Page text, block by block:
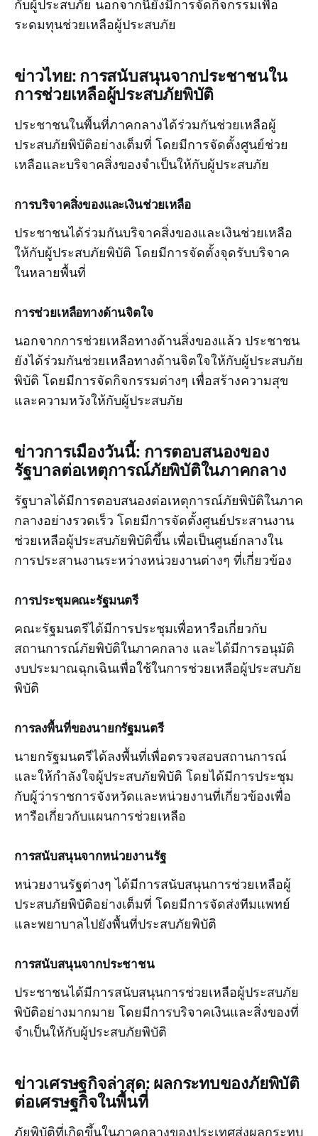
กับผู้ประสบภัย นอกจากนี้ยังมีการจัดกิจกรรมเพื่อ
ระดมทุนช่วยเหลือผู้ประสบภัย
ข่าวไทย: การสนับสนุนจากประชาชนใน
การช่วยเหลือผู้ประสบภัยพิบัติ
ประชาชนในพื้นที่ภาคกลางได้ร่วมกันช่วยเหลือผู้
ประสบภัยพิบัติอย่างเต็มที่ โดยมีการจัดตั้งศูนย์ช่วย
เหลือและบริจาคสิ่งของจำเป็นให้กับผู้ประสบภัย
การบริจาคสิ่งของและเงินช่วยเหลือ
ประชาชนได้ร่วมกันบริจาคสิ่งของและเงินช่วยเหลือ
ให้กับผู้ประสบภัยพิบัติ โดยมีการจัดตั้งจุดรับบริจาค
ในหลายพื้นที่
การช่วยเหลือทางด้านจิตใจ
นอกจากการช่วยเหลือทางด้านสิ่งของแล้ว ประชาชน
ยังได้ร่วมกันช่วยเหลือทางด้านจิตใจให้กับผู้ประสบภัย
พิบัติ โดยมีการจัดกิจกรรมต่างๆ เพื่อสร้างความสุข
และความหวังให้กับผู้ประสบภัย
ข่าวการเมืองวันนี้: การตอบสนองของ
รัฐบาลต่อเหตุการณ์ภัยพิบัติในภาคกลาง
รัฐบาลได้มีการตอบสนองต่อเหตุการณ์ภัยพิบัติในภาค
กลางอย่างรวดเร็ว โดยมีการจัดตั้งศูนย์ประสานงาน
ช่วยเหลือผู้ประสบภัยพิบัติขึ้น เพื่อเป็นศูนย์กลางใน
การประสานงานระหว่างหน่วยงานต่างๆ ที่เกี่ยวข้อง
การประชุมคณะรัฐมนตรี
คณะรัฐมนตรีได้มีการประชุมเพื่อหารือเกี่ยวกับ
สถานการณ์ภัยพิบัติในภาคกลาง และได้มีการอนุมัติ
งบประมาณฉุกเฉินเพื่อใช้ในการช่วยเหลือผู้ประสบภัย
พิบัติ
การลงพื้นที่ของนายกรัฐมนตรี
นายกรัฐมนตรีได้ลงพื้นที่เพื่อตรวจสอบสถานการณ์
และให้กำลังใจผู้ประสบภัยพิบัติ โดยได้มีการประชุม
กับผู้ว่าราชการจังหวัดและหน่วยงานที่เกี่ยวข้องเพื่อ
หารือเกี่ยวกับแผนการช่วยเหลือ
การสนับสนุนจากหน่วยงานรัฐ
หน่วยงานรัฐต่างๆ ได้มีการสนับสนุนการช่วยเหลือผู้
ประสบภัยพิบัติอย่างเต็มที่ โดยมีการจัดส่งทีมแพทย์
และพยาบาลไปยังพื้นที่ประสบภัยพิบัติ
การสนับสนุนจากประชาชน
ประชาชนได้มีการสนับสนุนการช่วยเหลือผู้ประสบภัย
พิบัติอย่างมากมาย โดยมีการบริจาคเงินและสิ่งของที่
จำเป็นให้กับผู้ประสบภัยพิบัติ
ข่าวเศรษฐกิจล่าสุด: ผลกระทบของภัยพิบัติ
ต่อเศรษฐกิจในพื้นที่
ภัยพิบัติที่เกิดขึ้นในภาคกลางของประเทศส่งผลกระทบ